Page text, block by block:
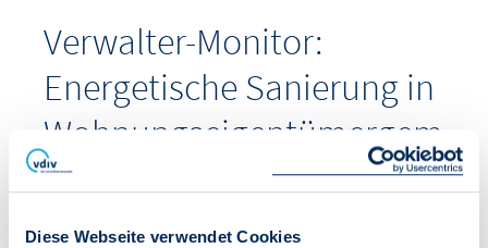
Diese Webseite verwendet Cookies
Verwalter-Monitor:
Energetische Sanierung in
Wohnungseigentümergem
einschaften – Wie ist die
finanzielle Lage?